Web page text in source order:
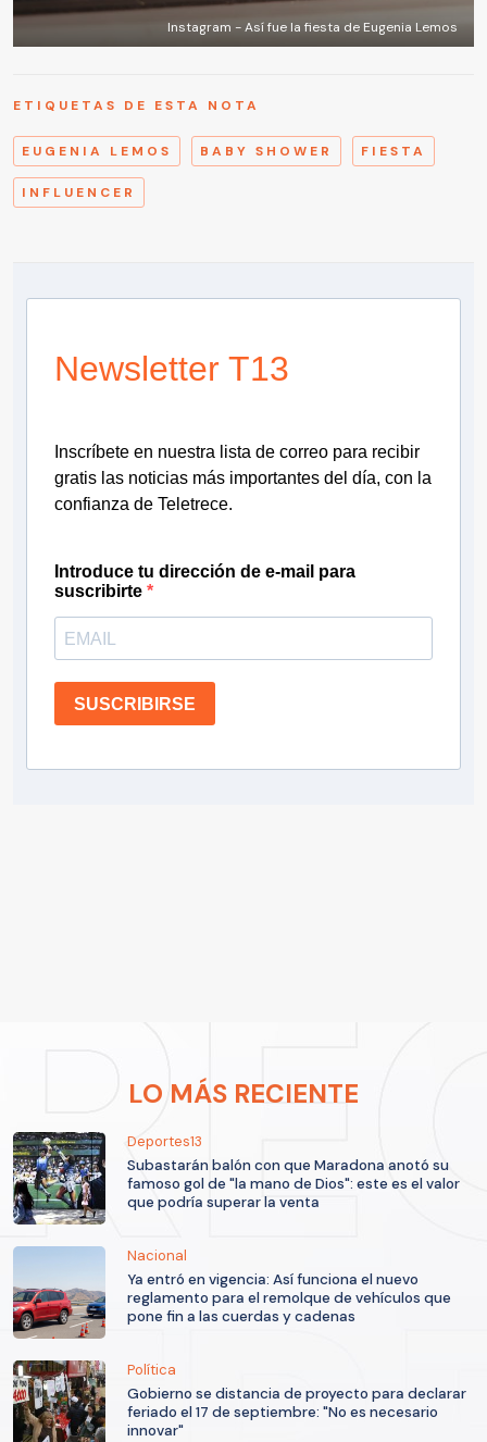
Instagram - Así fue la fiesta de Eugenia Lemos
ETIQUETAS DE ESTA NOTA
EUGENIA LEMOS BABY SHOWER FIESTA
INFLUENCER
Newsletter T13
Inscríbete en nuestra lista de correo para recibir
gratis las noticias más importantes del día, con la
confianza de Teletrece.
Introduce tu dirección de e-mail para
suscribirte
SUSCRIBIRSE
LO MÁS RECIENTE
Deportes13
Subastarán balón con que Maradona anotó su
famoso gol de "la mano de Dios": este es el valor
que podría superar la venta
Nacional
Ya entró en vigencia: Así funciona el nuevo
reglamento para el remolque de vehículos que
pone fin a las cuerdas y cadenas
Política
Gobierno se distancia de proyecto para declarar
feriado el 17 de septiembre: "No es necesario
innovar"